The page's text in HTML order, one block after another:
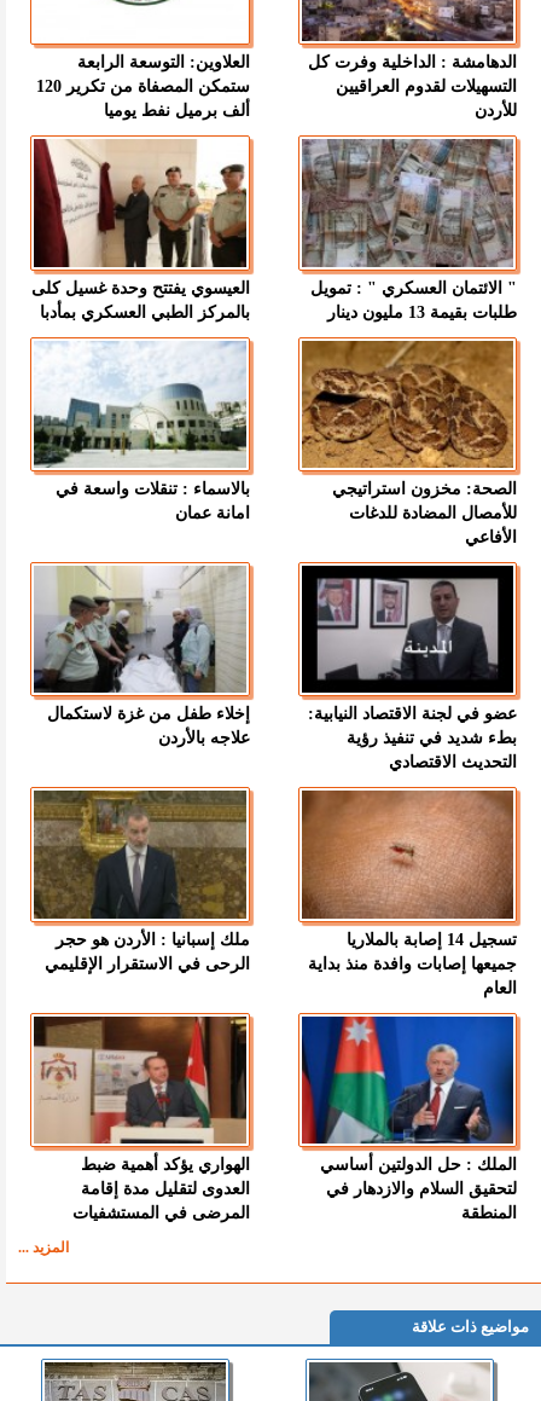
الدهامشة : الداخلية وفرت كل
التسهيلات لقدوم العراقيين
للأردن
العلاوين: التوسعة الرابعة
ستمكن المصفاة من تكرير 120
ألف برميل نفط يوميا
" الائتمان العسكري " : تمويل
طلبات بقيمة 13 مليون دينار
العيسوي يفتتح وحدة غسيل كلى
بالمركز الطبي العسكري بمأدبا
الصحة: مخزون استراتيجي
للأمصال المضادة للدغات
الأفاعي
بالاسماء : تنقلات واسعة في
امانة عمان
عضو في لجنة الاقتصاد النيابية:
بطء شديد في تنفيذ رؤية
التحديث الاقتصادي
إخلاء طفل من غزة لاستكمال
علاجه بالأردن
تسجيل 14 إصابة بالملاريا
جميعها إصابات وافدة منذ بداية
العام
ملك إسبانيا : الأردن هو حجر
الرحى في الاستقرار الإقليمي
الملك : حل الدولتين أساسي
لتحقيق السلام والازدهار في
المنطقة
الهواري يؤكد أهمية ضبط
العدوى لتقليل مدة إقامة
المرضى في المستشفيات
المزيد ...
مواضيع ذات علاقة